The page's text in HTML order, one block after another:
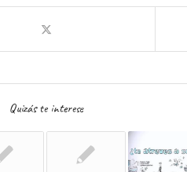
Quizás te interese